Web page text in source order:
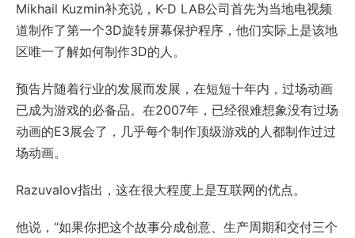
Mikhail Kuzmin补充说，K-D LAB公司首先为当地电视频
道制作了第一个3D旋转屏幕保护程序，他们实际上是该地
区唯一了解如何制作3D的人。
预告片随着行业的发展而发展，在短短十年内，过场动画
已成为游戏的必备品。在2007年，已经很难想象没有过场
动画的E3展会了，几乎每个制作顶级游戏的人都制作过过
场动画。
Razuvalov指出，这在很大程度上是互联网的优点。
他说，“如果你把这个故事分成创意、生产周期和交付三个